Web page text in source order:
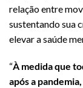
relação entre
sustentando sua
elevar a saúde
“À medida que
após a